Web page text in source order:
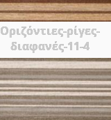
Οριζόντιες-ρίγες-
διαφανές-11-4